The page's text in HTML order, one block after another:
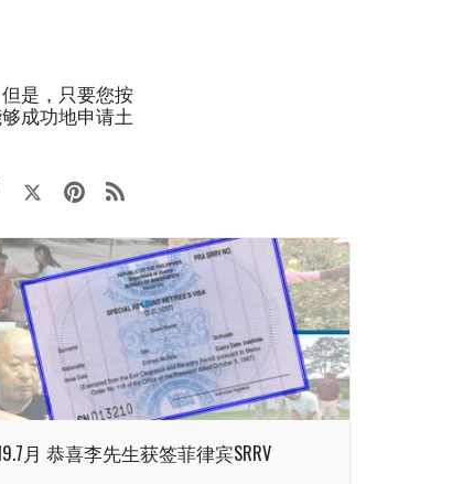
是，只要您按
成功地申请土
月 恭喜李先生获签菲律宾SRRV